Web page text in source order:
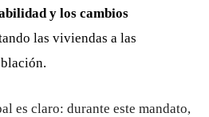
y los cambios
las viviendas a las
es claro: durante este mandato,